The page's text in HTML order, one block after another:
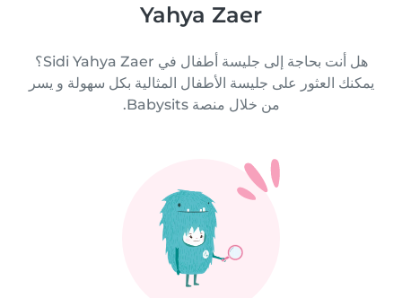
Yahya Zaer
هل أنت بحاجة إلى جليسة أطفال في Sidi Yahya Zaer؟
يمكنك العثور على جليسة الأطفال المثالية بكل سهولة و يسر
من خلال منصة Babysits.